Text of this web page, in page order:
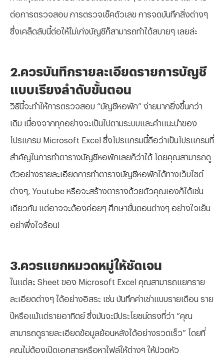
ต่อการตรวจสอบ การตรวจเช็คตัวเลข การจดบันทึกสิ่งต่างๆ
ซึ่งเคล็ดลับนี้ต่อให้ไม่เก่งบัญชีก็สามารถทำได้สบายๆ เลยล่ะ
2.ควรบันทึกรายละเอียดรายการบัญชี
แบบเรียงลำดับขั้นตอน
วิธีนี้จะทำให้การตรวจสอบ “บัญชีหอพัก” ง่ายมากยิ่งขึ้นกว่า
เดิม เนื่องจากทุกอย่างจะเป็นไปตามระบบและคำแนะนำของ
โปรแกรม Microsoft Excel ซึ่งโปรแกรมนี้ถือว่าเป็นโปรแกรมที่
สำคัญในการทำตารางบัญชีหอพักเลยก็ว่าได้ โดยคุณสามารถดู
ตัวอย่างรายละเอียดการทำตารางบัญชีหอพักได้ทางเว็บไซต์
ต่างๆ, Youtube หรือจะสร้างตารางด้วยตัวคุณเองก็ได้เช่น
เดียวกัน แต่อาจจะต้องค่อยๆ ศึกษาขั้นตอนต่างๆ อย่างใจเย็น
อย่าพึ่งใจร้อน!
3.ควรแยกหมวดหมู่ให้ชัดเจน
ในแต่ละ Sheet ของ Microsoft Excel คุณสามารถแยกราย
ละเอียดต่างๆ ได้อย่างอิสระ เช่น บันทึกค่าเช่าแบบรายเดือน ราย
ปีหรือแม้แต่รายอาทิตย์ ซึ่งมันจะมีประโยชน์ตรงที่ว่า “คุณ
สามารถดูรายละเอียดข้อมูลย้อนหลังได้อย่างรวดเร็ว” โดยที่
คุณไม่ต้องเปิดเอกสารหรือหาไฟล์ให้ต่างๆ ให้ปวดหัว